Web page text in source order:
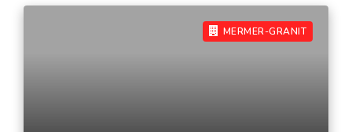
MERMER-GRANIT